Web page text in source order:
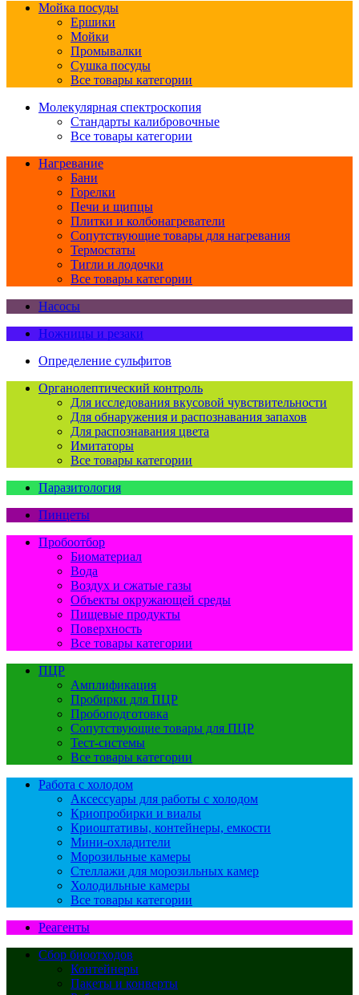
Мойка посуды
Ершики
Мойки
Промывалки
Сушка посуды
Все товары категории
Молекулярная спектроскопия
Стандарты калибровочные
Все товары категории
Нагревание
Бани
Горелки
Печи и щипцы
Плитки и колбонагреватели
Сопутствующие товары для нагревания
Термостаты
Тигли и лодочки
Все товары категории
Насосы
Ножницы и резаки
Определение сульфитов
Органолептический контроль
Для исследования вкусовой чувствительности
Для обнаружения и распознавания запахов
Для распознавания цвета
Имитаторы
Все товары категории
Паразитология
Пинцеты
Пробоотбор
Биоматериал
Вода
Воздух и сжатые газы
Объекты окружающей среды
Пищевые продукты
Поверхность
Все товары категории
ПЦР
Амплификация
Пробирки для ПЦР
Пробоподготовка
Сопутствующие товары для ПЦР
Тест-системы
Все товары категории
Работа с холодом
Аксессуары для работы с холодом
Криопробирки и виалы
Криоштативы, контейнеры, емкости
Мини-охладители
Морозильные камеры
Стеллажи для морозильных камер
Холодильные камеры
Все товары категории
Реагенты
Сбор биоотходов
Контейнеры
Пакеты и конверты